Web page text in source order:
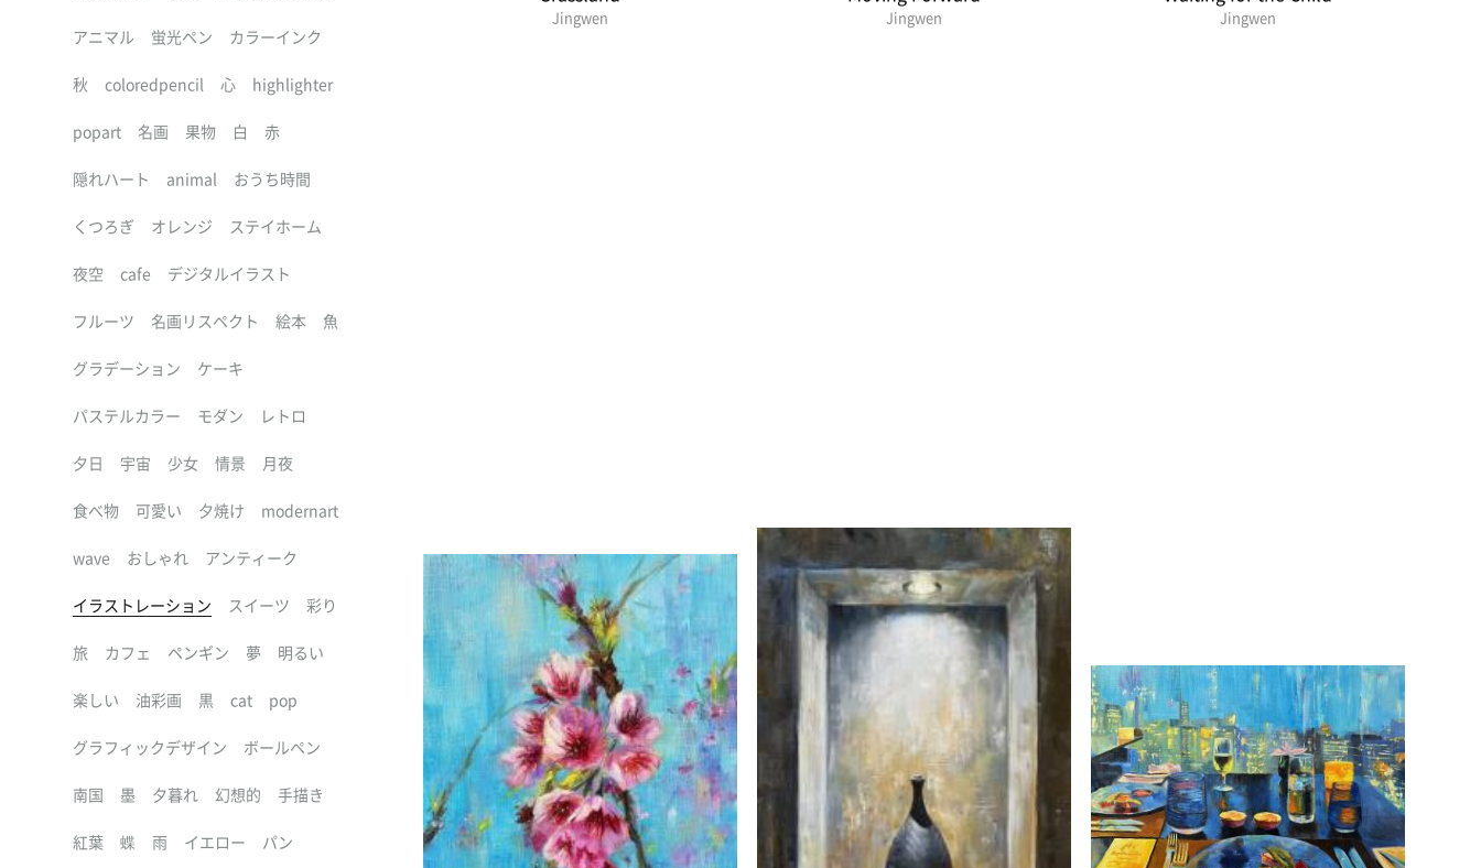
Jingwen Jingwen Jingwen
アニマル 蛍光ペン カラーインク
秋 coloredpencil 心 highlighter
popart 名画 果物 白 赤
隠れハート animal おうち時間
くつろぎ オレンジ ステイホーム
夜空 cafe デジタルイラスト
フルーツ 名画リスペクト 絵本 魚
グラデーション ケーキ
パステルカラー モダン レトロ
夕日 宇宙 少女 情景 月夜
食べ物 可愛い 夕焼け modernart
wave おしゃれ アンティーク
イラストレーション スイーツ 彩り
旅 カフェ ペンギン 夢 明るい
楽しい 油彩画 黒 cat pop
グラフィックデザイン ボールペン
南国 墨 夕暮れ 幻想的 手描き
紅葉 蝶 雨 イエロー パン